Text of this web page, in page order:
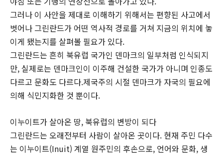
그러나 이 사안을 제대로 이해하기 위해서는 편향된 사고에서
벗어나 그린란드가 어떤 역사적 경로를 거쳐 지금의 위치에 놓
이게 됐는지를 살펴볼 필요가 있다.
그린란드는 흔히 북유럽 국가인 덴마크의 일부처럼 인식되지
만, 실제로는 덴마크인이 이주해 건설한 국가가 아니며 인종도
다르고 문화도 다르다.제국주의 시절 덴마크가 자국의 필요에
의해 식민지화한 것 뿐이다.
이누이트가 살아온 땅, 북유럽의 변방이 되다
그린란드는 오래전부터 사람이 살아온 곳이다. 현재 주민 다수
는 이누이트(Inuit) 계열 원주민의 후손으로, 언어와 문화, 생